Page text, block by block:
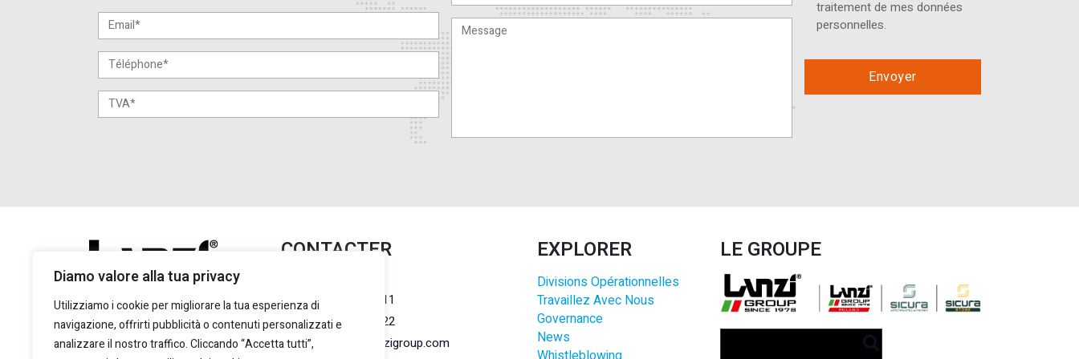
Diamo valore alla tua privacy
Utilizziamo i cookie per migliorare la tua esperienza di
navigazione, offrirti pubblicità o contenuti personalizzati e
analizzare il nostro traffico. Cliccando “Accetta tutti”,
traitement de mes données
personnelles.
CONTACTER
+39 011 2284011
+39 011 2284022
marketing@lanzigroup.com
EXPLORER
Divisions Opérationnelles
Travaillez Avec Nous
Governance
News
LE GROUPE